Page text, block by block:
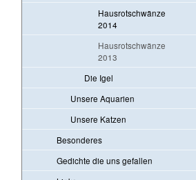
Hausrotschwänze
2014
Hausrotschwänze
2013
Die Igel
Unsere Aquarien
Unsere Katzen
Besonderes
Gedichte die uns gefallen